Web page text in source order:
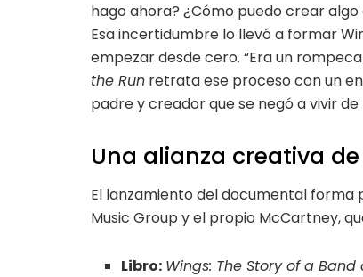
hago ahora? ¿Cómo puedo crear algo
Esa incertidumbre lo llevó a formar
empezar desde cero. “Era un
the Run retrata ese proceso con un
padre y creador que se negó a vivir de
Una alianza creativa
El lanzamiento del documental forma
Music Group y el propio McCartney,
Libro: Wings: The Story of a Band